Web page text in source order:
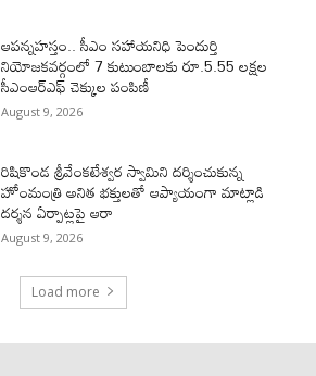
ఆపన్నహస్తం.. సీఎం సహాయనిధి పెందుర్తి
నియోజకవర్గంలో 7 కుటుంబాలకు రూ.5.55 లక్షల
సీఎంఆర్‌ఎఫ్ చెక్కుల పంపిణీ
August 9, 2026
రిషికొండ శ్రీవేంకటేశ్వర స్వామిని దర్శించుకున్న
హోంమంత్రి అనిత భక్తులతో ఆప్యాయంగా మాట్లాడి
దర్శన ఏర్పాట్లపై ఆరా
August 9, 2026
Load more